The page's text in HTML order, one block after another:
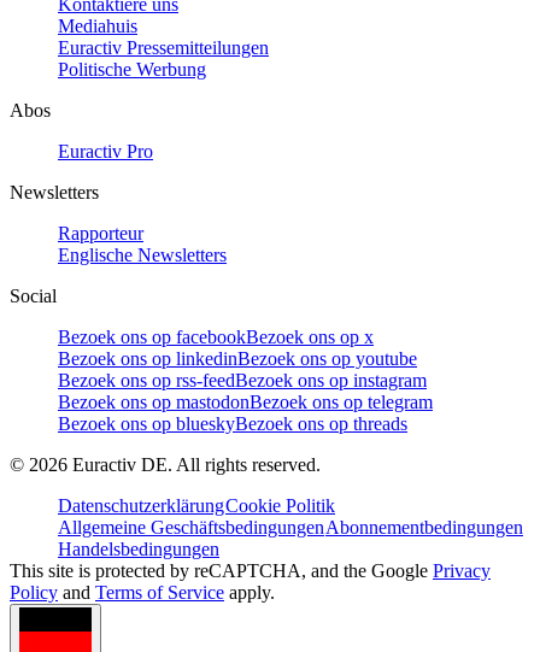
Kontaktiere uns
Mediahuis
Euractiv Pressemitteilungen
Politische Werbung
Abos
Euractiv Pro
Newsletters
Rapporteur
Englische Newsletters
Social
Bezoek ons op facebookBezoek ons op x
Bezoek ons op linkedinBezoek ons op youtube
Bezoek ons op rss-feedBezoek ons op instagram
Bezoek ons op mastodonBezoek ons op telegram
Bezoek ons op blueskyBezoek ons op threads
© 2026 Euractiv DE. All rights reserved.
DatenschutzerklärungCookie Politik
Allgemeine GeschäftsbedingungenAbonnementbedingungen
Handelsbedingungen
This site is protected by reCAPTCHA, and the Google Privacy
Policy and Terms of Service apply.